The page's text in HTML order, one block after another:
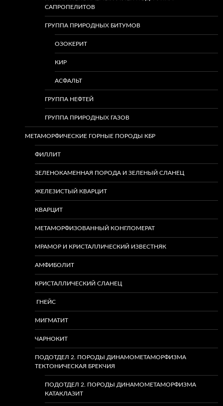
САПРОПЕЛИТОВ
ГРУППА ПРИРОДНЫХ БИТУМОВ
ОЗОКЕРИТ
КИР
АСФАЛЬТ
ГРУППА НЕФТЕЙ
ГРУППА ПРИРОДНЫХ ГАЗОВ
МЕТАМОРФИЧЕСКИЕ ГОРНЫЕ ПОРОДЫ КБР
ФИЛЛИТ
ЗЕЛЕНОКАМЕННАЯ ПОРОДА И ЗЕЛЕНЫЙ СЛАНЕЦ
ЖЕЛЕЗИСТЫЙ КВАРЦИТ
КВАРЦИТ
МЕТАМОРФИЗОВАННЫЙ КОНГЛОМЕРАТ
МРАМОР И КРИСТАЛЛИЧЕСКИЙ ИЗВЕСТНЯК
АМФИБОЛИТ
КРИСТАЛЛИЧЕСКИЙ СЛАНЕЦ
ГНЕЙС
МИГМАТИТ
ЧАРНОКИТ
ПОДОТДЕЛ 2. ПОРОДЫ ДИНАМОМЕТАМОРФИЗМА
ТЕКТОНИЧЕСКАЯ БРЕКЧИЯ
ПОДОТДЕЛ 2. ПОРОДЫ ДИНАМОМЕТАМОРФИЗМА
КАТАКЛАЗИТ